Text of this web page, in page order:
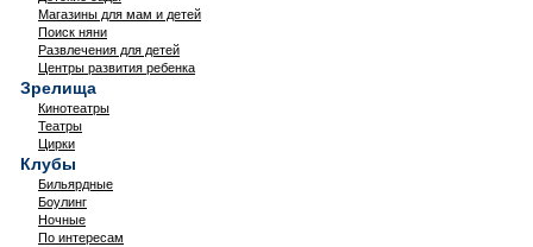
Магазины для мам и детей
Поиск няни
Развлечения для детей
Центры развития ребенка
Зрелища
Кинотеатры
Театры
Цирки
Клубы
Бильярдные
Боулинг
Ночные
По интересам